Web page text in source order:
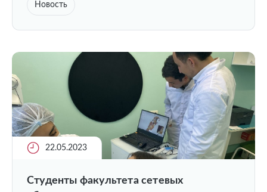
Новость
22.05.2023
Студенты факультета сетевых